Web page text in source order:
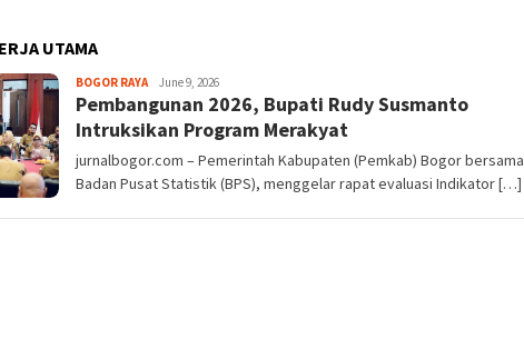
UTAMA
BOGOR RAYAAga
Alamanda
June 9, 2026
Pembangunan 2026, Bupati Rudy Susmanto
Intruksikan Program Merakyat
jurnalbogor.com – Pemerintah Kabupaten (Pemkab) Bogor bersama
Badan Pusat Statistik (BPS), menggelar rapat evaluasi Indikator […]